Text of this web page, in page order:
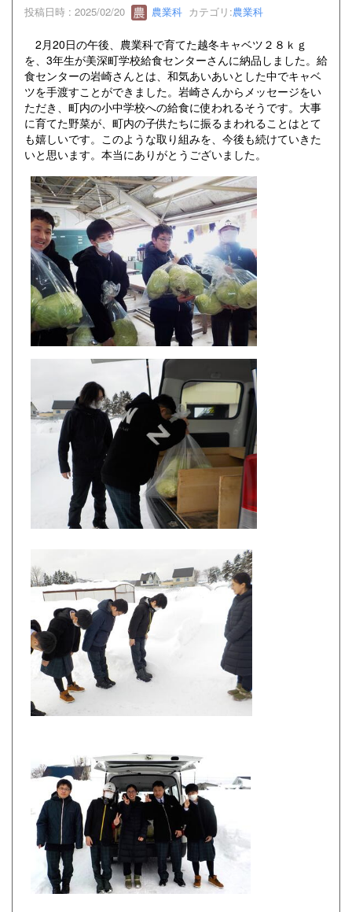
投稿日時 : 2025/02/20 農業科 カテゴリ:農業科
2月20日の午後、農業科で育てた越冬キャベツ２８ｋｇ
を、3年生が美深町学校給食センターさんに納品しました。給
食センターの岩崎さんとは、和気あいあいとした中でキャベ
ツを手渡すことができました。岩崎さんからメッセージをい
ただき、町内の小中学校への給食に使われるそうです。大事
に育てた野菜が、町内の子供たちに振るまわれることはとて
も嬉しいです。このような取り組みを、今後も続けていきた
いと思います。本当にありがとうございました。